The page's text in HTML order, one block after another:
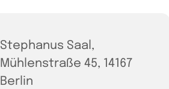
Stephanus Saal,
Mühlenstraße 45, 14167
Berlin